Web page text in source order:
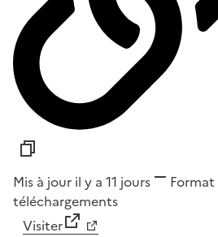
Mis à jour il y a 11 jours Format
téléchargements
Visiter